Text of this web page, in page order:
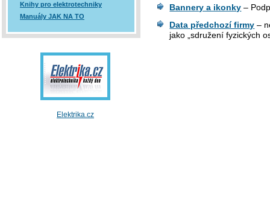
Bannery a ikonky –
Data předchozí firmy –
jako „sdružení fyzických
Knihy pro elektrotechniky
Manuály JAK NA TO
Elektrika.cz